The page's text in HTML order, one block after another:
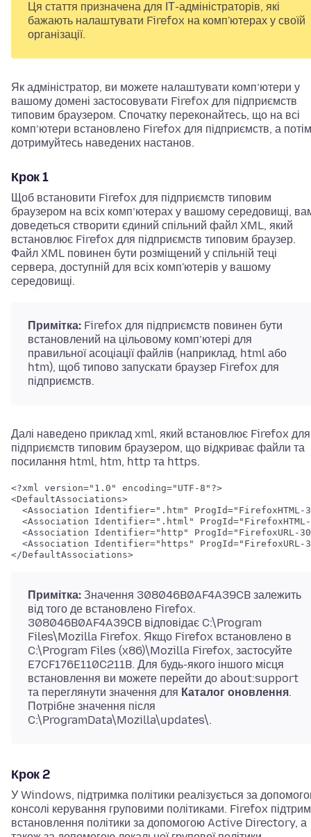
Ця стаття призначена для ІТ-адміністраторів, які
бажають налаштувати Firefox на комп'ютерах у своїй
організації.
Як адміністратор, ви можете налаштувати комп’ютери у
вашому домені застосовувати Firefox для підприємств
типовим браузером. Спочатку переконайтесь, що на всі
комп’ютери встановлено Firefox для підприємств, а потім
дотримуйтесь наведених настанов.
Крок 1
Щоб встановити Firefox для підприємств типовим
браузером на всіх комп’ютерах у вашому середовищі,
доведеться створити єдиний спільний файл XML, який
встановлює Firefox для підприємств типовим браузер.
Файл XML повинен бути розміщений у спільній теці
сервера, доступній для всіх комп'ютерів у вашому
середовищі.
Примітка: Firefox для підприємств повинен бути
встановлений на цільовому комп’ютері для
правильної асоціації файлів (наприклад, html або
htm), щоб типово запускати браузер Firefox для
підприємств.
Далі наведено приклад xml, який встановлює Firefox для
підприємств типовим браузером, що відкриває файли та
посилання html, htm, http та https.
<?xml version="1.0" encoding="UTF-8"?>
<DefaultAssociations>
<Association Identifier=".htm"
<Association Identifier=".html"
<Association Identifier="http" ProgId="FirefoxURL-
<Association Identifier="https"
</DefaultAssociations>
Примітка: Значення 308046B0AF4A39CB залежить
від того де встановлено Firefox.
308046B0AF4A39CB відповідає C:\Program
Files\Mozilla Firefox. Якщо Firefox встановлено в
C:\Program Files (x86)\Mozilla Firefox, застосуйте
E7CF176E110C211B. Для будь-якого іншого місця
встановлення ви можете перейти до about:support
та переглянути значення для Каталог оновлення.
Потрібне значення після
C:\ProgramData\Mozilla\updates\.
Крок 2
У Windows, підтримка політики реалізується за
консолі керування груповими політиками. Firefox
встановлення політики за допомогою Active Directory, а